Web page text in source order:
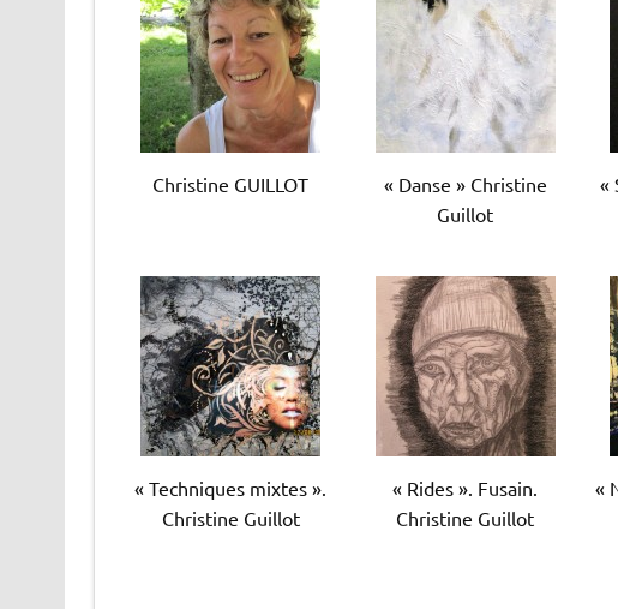
Christine GUILLOT
« Danse » Christine
Guillot
«
« Techniques mixtes ».
Christine Guillot
« Rides ». Fusain.
Christine Guillot
«